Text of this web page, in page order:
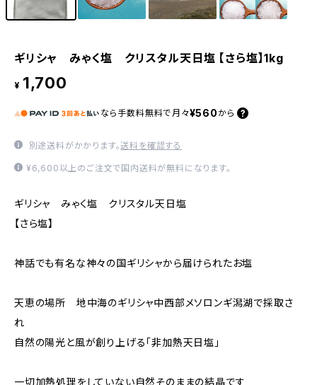
ギリシャ みゃく塩 クリスタル天日塩 【さら塩】1kg
¥ 1,700
なら 手数料無料で 月々¥560 から
別途送料がかかります。送料を確認する
¥6,600以上のご注文で国内送料が無料になります。
ギリシャ みゃく塩 クリスタル天日塩
【さら塩】
神話でも有名な神々の国ギリシャから届けられたお塩
天恵の場所 地中海のギリシャ中西部メソロンギ潟湖で採取さ
れ
自然の陽光と風が創り上げる「非加熱天日塩」
一切加熱処理をしていない自然そのままの結晶です